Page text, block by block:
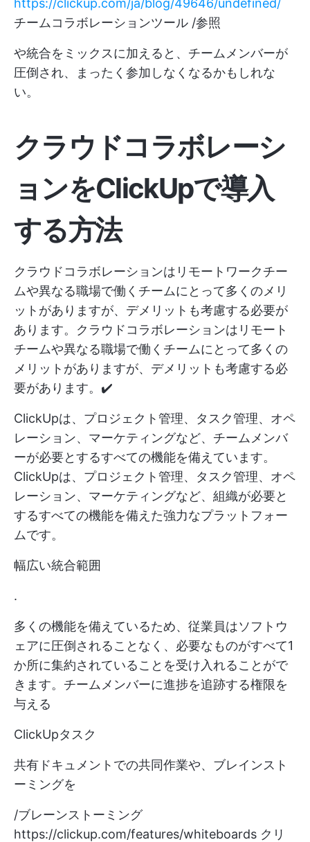
チームコラボレーションツール /参照
や統合をミックスに加えると、チームメンバーが
圧倒され、まったく参加しなくなるかもしれな
い。
クラウドコラボレーシ
ョンをClickUpで導入
する方法
クラウドコラボレーションはリモートワークチー
ムや異なる職場で働くチームにとって多くのメリ
ットがありますが、デメリットも考慮する必要が
あります。クラウドコラボレーションはリモート
チームや異なる職場で働くチームにとって多くの
メリットがありますが、デメリットも考慮する必
要があります。✔️
ClickUpは、プロジェクト管理、タスク管理、オペ
レーション、マーケティングなど、チームメンバ
ーが必要とするすべての機能を備えています。
ClickUpは、プロジェクト管理、タスク管理、オペ
レーション、マーケティングなど、組織が必要と
するすべての機能を備えた強力なプラットフォー
ムです。
幅広い統合範囲
.
多くの機能を備えているため、従業員はソフトウ
ェアに圧倒されることなく、必要なものがすべて1
か所に集約されていることを受け入れることがで
きます。チームメンバーに進捗を追跡する権限を
与える
ClickUpタスク
共有ドキュメントでの共同作業や、ブレインスト
ーミングを
/ブレーンストーミング
https://clickup.com/features/whiteboards クリ